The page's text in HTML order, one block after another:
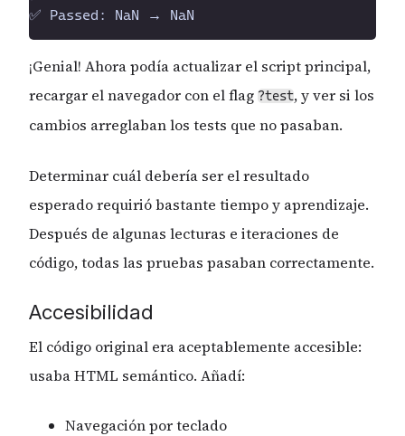
¡Genial! Ahora podía actualizar el script principal,
recargar el navegador con el flag ?test, y ver si los
cambios arreglaban los tests que no pasaban.
Determinar cuál debería ser el resultado
esperado requirió bastante tiempo y aprendizaje.
Después de algunas lecturas e iteraciones de
código, todas las pruebas pasaban correctamente.
Accesibilidad
El código original era aceptablemente accesible:
usaba HTML semántico. Añadí:
Navegación por teclado